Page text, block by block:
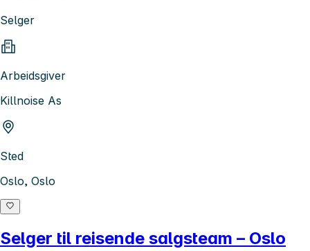
Selger
Arbeidsgiver
Killnoise As
Sted
Oslo, Oslo
Selger til reisende salgsteam – Oslo